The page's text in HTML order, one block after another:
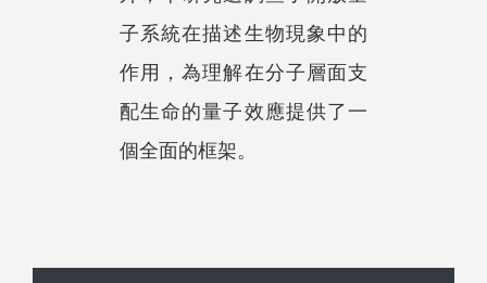
子系統在描述生物現象中的
作用，為理解在分子層面支
配生命的量子效應提供了一
個全面的框架。